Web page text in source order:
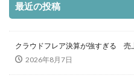
最近の投稿
クラウドフレア決算が強すぎる 売
2026年8月7日